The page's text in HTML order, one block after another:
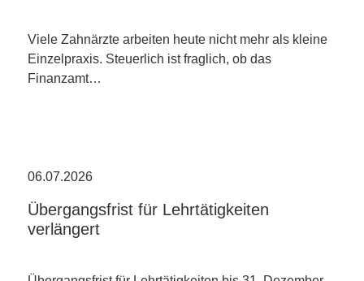
Viele Zahnärzte arbeiten heute nicht mehr als kleine
Einzelpraxis. Steuerlich ist fraglich, ob das
Finanzamt…
06.07.2026
Übergangsfrist für Lehrtätigkeiten
verlängert